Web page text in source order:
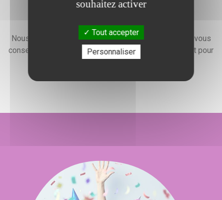
Nous faisons preuve d'une grande disponibilité pour vous
conseiller, vous renseigner et élaborer un devis gratuit pour
souhaitez activer
Tout accepter
Personnaliser